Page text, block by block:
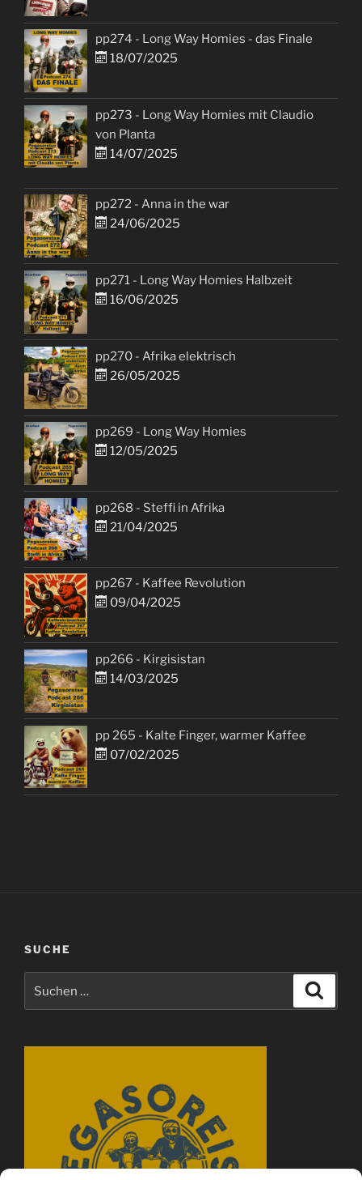
pp274 - Long Way Homies - das Finale
18/07/2025
pp273 - Long Way Homies mit Claudio
von Planta
14/07/2025
pp272 - Anna in the war
24/06/2025
pp271 - Long Way Homies Halbzeit
16/06/2025
pp270 - Afrika elektrisch
26/05/2025
pp269 - Long Way Homies
12/05/2025
pp268 - Steffi in Afrika
21/04/2025
pp267 - Kaffee Revolution
09/04/2025
pp266 - Kirgisistan
14/03/2025
pp 265 - Kalte Finger, warmer Kaffee
07/02/2025
SUCHE
nach: